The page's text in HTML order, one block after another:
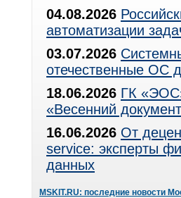
04.08.2026
автоматизации
03.07.2026
отечественные ОС
18.06.2026 ГК
«Весенний
16.06.2026 От
service: эксперты
данных
MSKIT.RU: последние новости